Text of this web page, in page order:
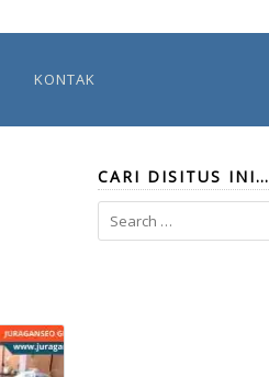
KONTAK
CARI DISITUS INI…
Search
for: